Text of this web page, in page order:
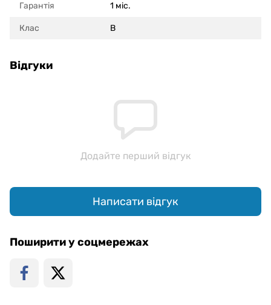
Гарантія 1 міс.
Клас B
Відгуки
Додайте перший відгук
Написати відгук
Поширити у соцмережах